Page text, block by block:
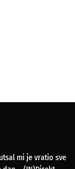
mi je vratio sve